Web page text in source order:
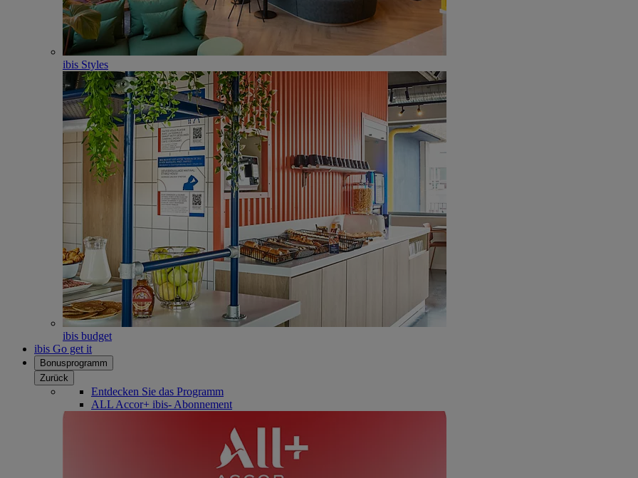
ibis Styles
ibis budget
ibis Go get it
Bonusprogramm
Zurück
Entdecken Sie das Programm
ALL Accor+ ibis- Abonnement